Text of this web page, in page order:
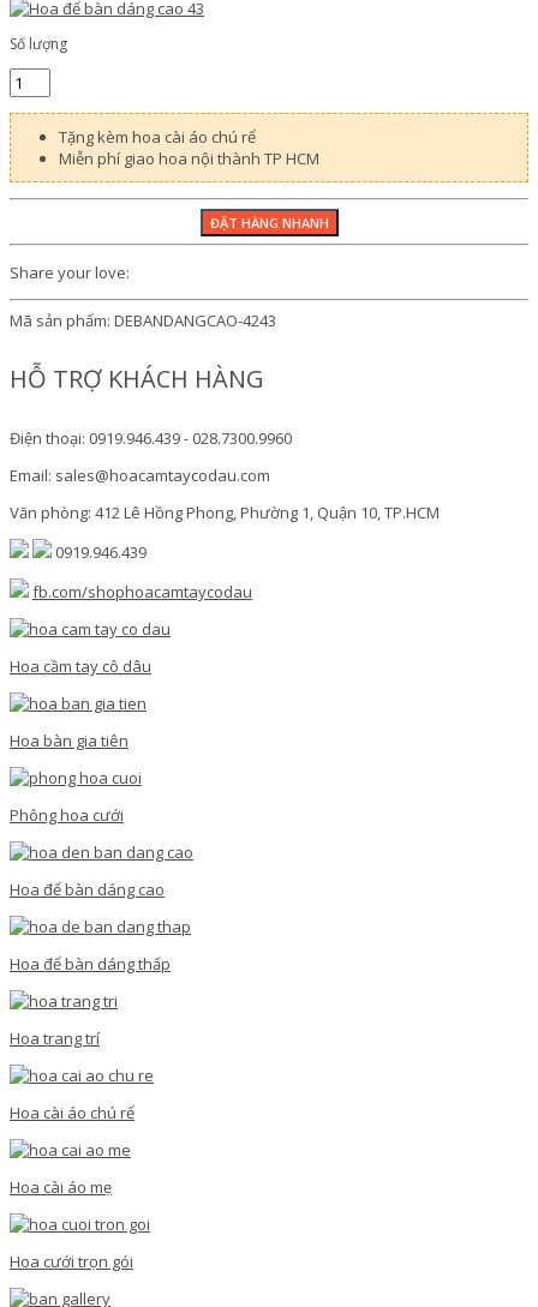
Số lượng
Tặng kèm hoa cài áo chú rể
Miễn phí giao hoa nội thành TP HCM
Share your love:
Mã sản phẩm: DEBANDANGCAO-4243
HỖ TRỢ KHÁCH HÀNG
Điện thoại: 0919.946.439 - 028.7300.9960
Email: sales@hoacamtaycodau.com
Văn phòng: 412 Lê Hồng Phong, Phường 1, Quận 10, TP.HCM
0919.946.439
fb.com/shophoacamtaycodau
Hoa cầm tay cô dâu
Hoa bàn gia tiên
Phông hoa cưới
Hoa để bàn dáng cao
Hoa để bàn dáng thấp
Hoa trang trí
Hoa cài áo chú rể
Hoa cài áo mẹ
Hoa cưới trọn gói